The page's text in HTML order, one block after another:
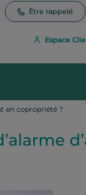
Être rappelé
Espace
en copropriété ?